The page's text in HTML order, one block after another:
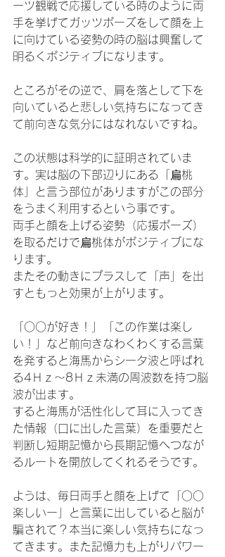
ーツ観戦で応援している時のように両
手を挙げてガッツポーズをして顔を上
に向けている姿勢の時の脳は興奮して
明るくポジティブになります。
ところがその逆で、肩を落として下を
向いていると悲しい気持ちになってき
て前向きな気分にはなれないですね。
この状態は科学的に証明されていま
す。実は脳の下部辺りにある「扁桃
体」と言う部位がありますがこの部分
をうまく利用するという事です。
両手と顔を上げる姿勢（応援ポーズ）
を取るだけで扁桃体がポジティブにな
ります。
またその動きにプラスして「声」を出
すともっと効果が上がります。
「○○が好き！」「この作業は楽し
い！」など前向きなわくわくする言葉
を発すると海馬からシータ波と呼ばれ
る4Ｈｚ～8Ｈｚ未満の周波数を持つ脳
波が出ます。
すると海馬が活性化して耳に入ってき
た情報（口に出した言葉）を重要だと
判断し短期記憶から長期記憶へつなが
るルートを開放してくれるそうです。
ようは、毎日両手と顔を上げて「○○
楽しいー」と言葉に出していると脳が
騙されて？本当に楽しい気持ちになっ
てきます。また記憶力も上がりパワー